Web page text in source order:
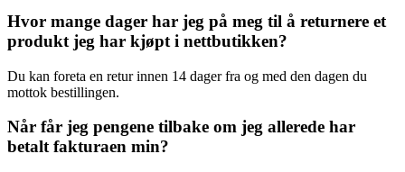
Hvor mange dager har jeg på meg til å returnere et
produkt jeg har kjøpt i nettbutikken?
Du kan foreta en retur innen 14 dager fra og med den dagen du
mottok bestillingen.
Når får jeg pengene tilbake om jeg allerede har
betalt fakturaen min?